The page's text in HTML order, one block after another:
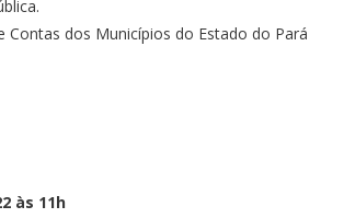
Contas dos Municípios do Estado do Pará
às 11h